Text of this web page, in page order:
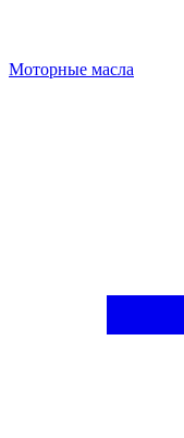
Моторные масла